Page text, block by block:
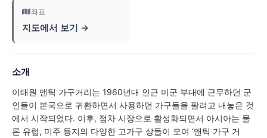
좌표
지도에서 보기 →
소개
이태원 앤틱 가구거리는 1960년대 인근 미군 부대에 근무하던 군
인들이 본국으로 귀환하면서 사용하던 가구들을 팔려고 내놓은 것
에서 시작되었다. 이후, 점차 시장으로 활성화되면서 아시아는 물
론 유럽, 미주 등지의 다양한 고가구 상들이 모여 ‘앤틱 가구 거